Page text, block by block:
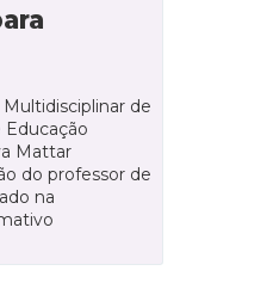
Multidisciplinar de
Mattar
do professor de
na